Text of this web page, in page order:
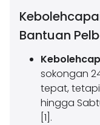
Bantuan
sokongan
tepat, tetapi
hingga
[1].